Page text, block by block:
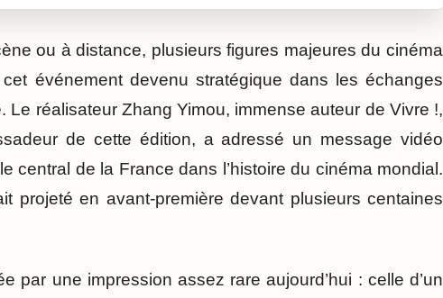
ou à distance, plusieurs figures majeures du cinéma
événement devenu stratégique dans les échanges
Le réalisateur Zhang Yimou, immense auteur de Vivre !,
de cette édition, a adressé un message vidéo
central de la France dans l’histoire du cinéma mondial.
projeté en avant-première devant plusieurs centaines
par une impression assez rare aujourd’hui : celle d’un